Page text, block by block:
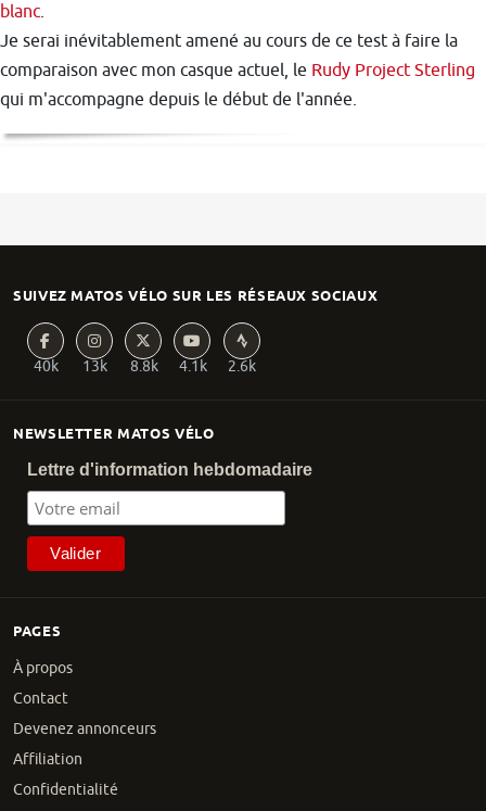
blanc.
Je serai inévitablement amené au cours de ce test à faire la
comparaison avec mon casque actuel, le Rudy Project Sterling
qui m'accompagne depuis le début de l'année.
PAGES
À propos
Contact
Devenez annonceurs
Affiliation
Confidentialité
NEWSLETTER MATOS VÉLO
Lettre d'information hebdomadaire
SUIVEZ MATOS VÉLO SUR LES RÉSEAUX SOCIAUX
40k 13k 8.8k 4.1k 2.6k